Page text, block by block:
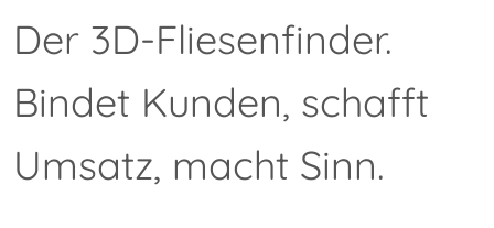
Der 3D-Fliesenfinder.
Bindet Kunden, schafft
Umsatz, macht Sinn.